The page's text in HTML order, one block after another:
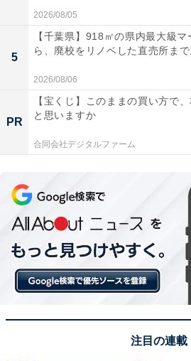
2026/08/05
5
【千葉県】918㎡の県内最大級
ら、廃校をリノベした直売所ま
2026/08/06
PR
【宝くじ】このままの買い方で
と思いますか
合同会社デジタルファーム
注目の連載